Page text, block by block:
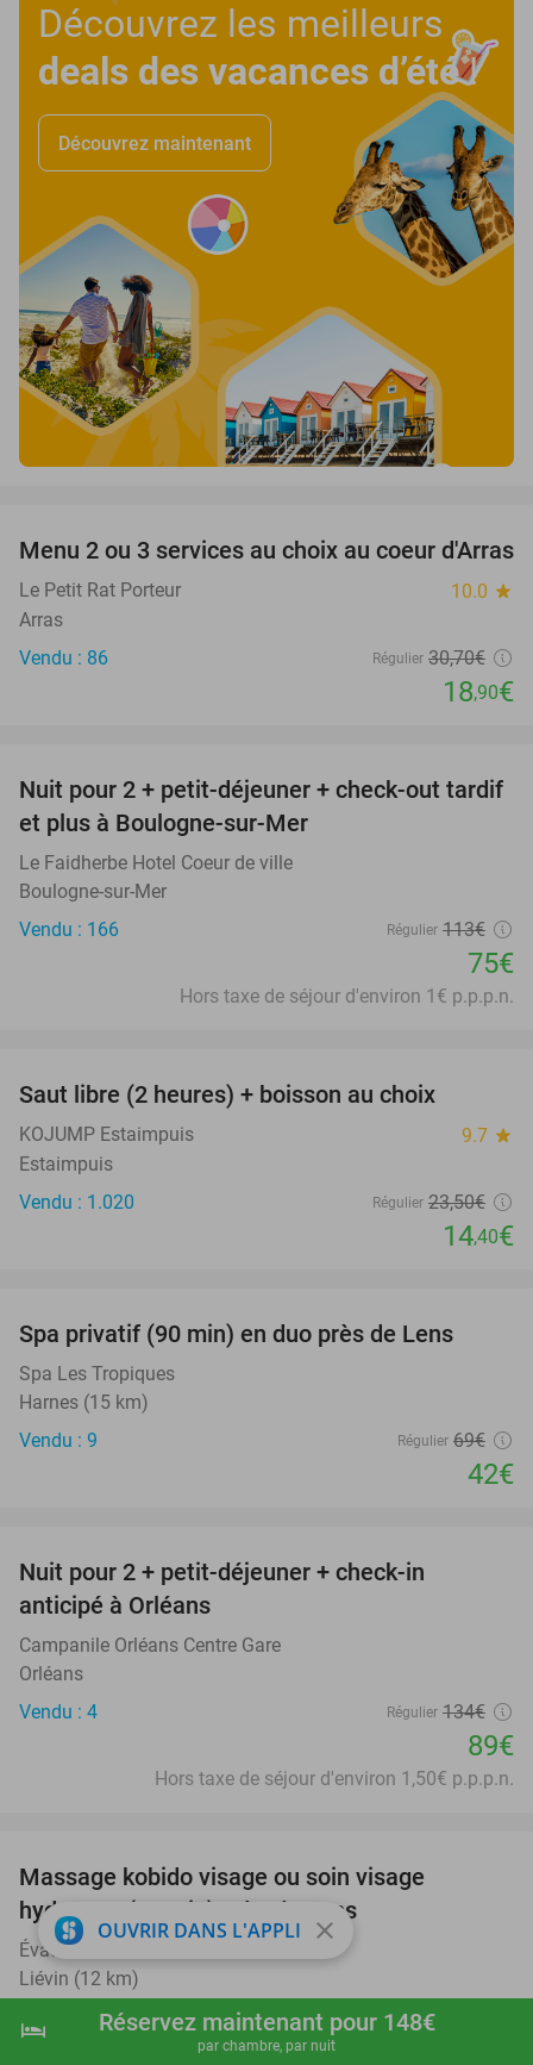
shopping_cart Réserver maintenant
hotel Réservez maintenant pour 148€
par chambre, par nuit
Découvrez les meilleurs
deals des vacances d’été!
Découvrez maintenant
38%
Menu 2 ou 3 services au choix au coeur d'Arras
Le Petit Rat Porteur 10.0 star
Arras
Vendu : 86
Régulier 30,70€
18,90€
34%
Nuit pour 2 + petit-déjeuner + check-out tardif
et plus à Boulogne-sur-Mer
Le Faidherbe Hotel Coeur de ville
Boulogne-sur-Mer
Vendu : 166
Régulier 113€
75€
Hors taxe de séjour d'environ 1€ p.p.p.n.
Saut libre (2 heures) + boisson au choix
KOJUMP Estaimpuis 9.7 star
Estaimpuis
Vendu : 1.020
Régulier 23,50€
14,40€
Spa privatif (90 min) en duo près de Lens
Spa Les Tropiques
Harnes (15 km)
Vendu : 9
Régulier 69€
42€
Nuit pour 2 + petit-déjeuner + check-in
anticipé à Orléans
Campanile Orléans Centre Gare
Orléans
Vendu : 4
Régulier 134€
89€
Hors taxe de séjour d'environ 1,50€ p.p.p.n.
Massage kobido visage ou soin visage
hydratant (60 min) près de Lens
Évasion Douceur
Liévin (12 km)
Régulier
OUVRIR DANS L'APPLI close